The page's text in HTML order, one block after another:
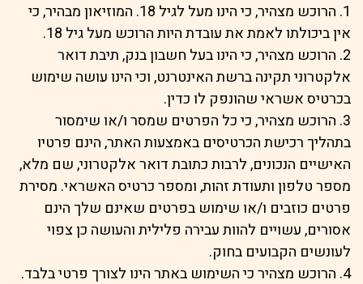
1. הרוכש מצהיר, כי הינו מעל לגיל 18. המוזיאון מבהיר, כי
אין ביכולתו לאמת את עובדת היות הרוכש מעל גיל 18.
2. הרוכש מצהיר, כי הינו בעל חשבון בנק, תיבת דואר
אלקטרוני תקינה ברשת האינטרנט, וכי הינו עושה שימוש
בכרטיס אשראי שהונפק לו כדין.
3. הרוכש מצהיר, כי כל הפרטים שמסר ו/או שימסור
בתהליך רכישת הכרטיסים באמצעות האתר, הינם פרטיו
האישיים הנכונים, לרבות כתובת דואר אלקטרוני, שם מלא,
מספר טלפון ותעודת זהות, ומספר כרטיס האשראי. מסירת
פרטים כוזבים ו/או שימוש בפרטים שאינם שלך הינם
אסורים, עשויים להוות עבירה פלילית והעושה כן צפוי
לעונשים הקבועים בחוק.